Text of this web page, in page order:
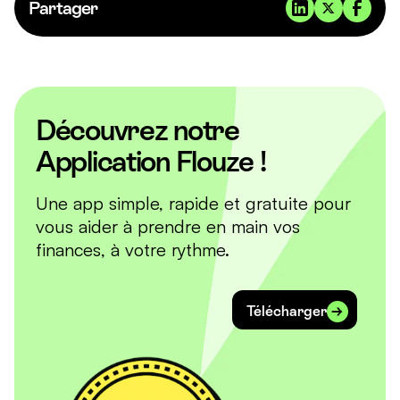
Partager
Découvrez notre
Application Flouze !
Une app simple, rapide et gratuite pour
vous aider à prendre en main vos
finances, à votre rythme.
Télécharger